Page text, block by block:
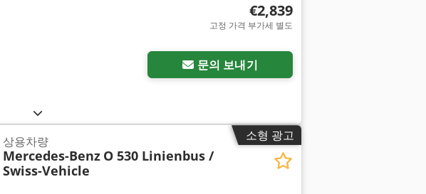
€2,839
고정 가격 부가세 별도
문의 보내기
소형 광고
상용차량
Mercedes-Benz O 530 Linienbus /
Swiss-Vehicle